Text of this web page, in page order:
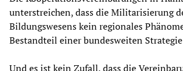
unterstreichen, dass die Militarisierung
Bildungswesens kein regionales
Bestandteil einer bundesweiten
Und es ist kein Zufall, dass die